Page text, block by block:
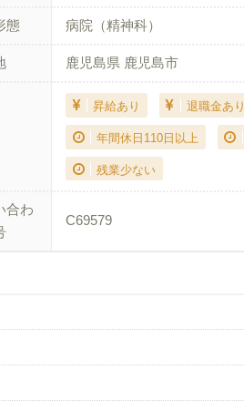
態 病院（精神科）
鹿児島県 鹿児島市
昇給あり 退職金あり
年間休日110日以上
残業少ない
合わ
C69579